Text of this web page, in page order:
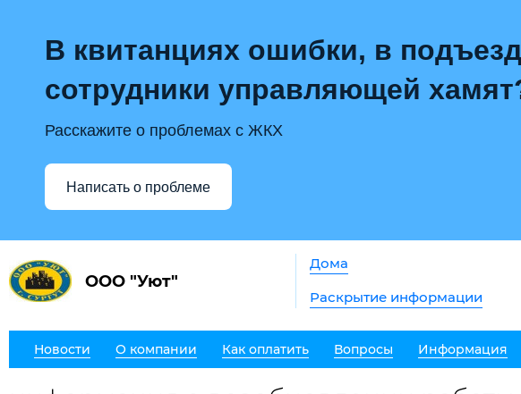
В квитанциях ошибки, в
сотрудники управляющей
Расскажите о проблемах с ЖКХ
Написать о проблеме
ООО "Уют"
Дома
Раскрытие информации
Новости О компании Как оплатить Вопросы Информация